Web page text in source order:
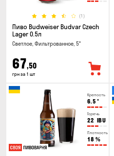
(1)
Пиво Budweiser Budvar Czech
Lager 0.5л
Светлое, Фильтрованное, 5°
67,50
грн за 1 шт
Крепость
6.5 °
Горечь
22 IBU
Плотность
18 %